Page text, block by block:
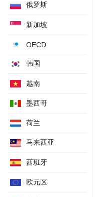
上期所每日仓单变动-燃料油
上期所每日仓单变动-石油沥青
华东港口甲醇库存
华南港口甲醇库存变动
甲醇港口库存
甲醇港口库存变动
非洲贸易指数
非洲贸易密切指标
非洲贸易结构指标
俄罗斯
新加坡
OECD
韩国
越南
墨西哥
荷兰
马来西亚
西班牙
欧元区